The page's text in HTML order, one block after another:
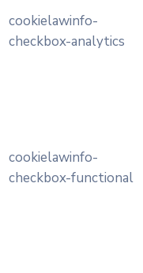
cookielawinfo-
checkbox-analytics
cookielawinfo-
checkbox-functional